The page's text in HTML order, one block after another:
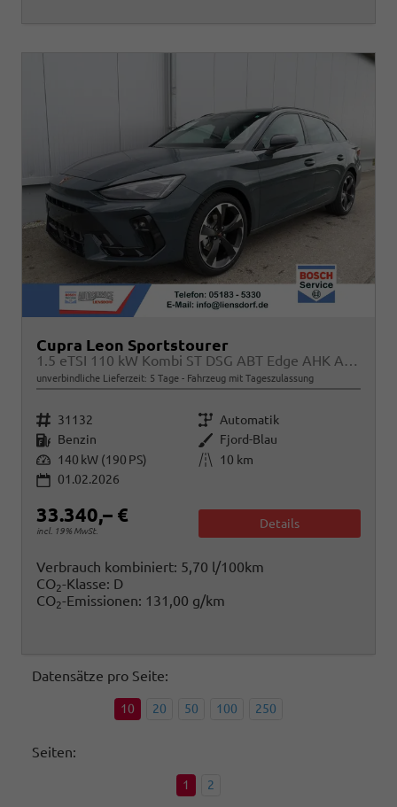
Cupra Leon Sportstourer
1.5 eTSI 110 kW Kombi ST DSG ABT Edge AHK ACC LED
unverbindliche Lieferzeit: 5 Tage Fahrzeug mit Tageszulassung
Fahrzeugnr. 31132 Getriebe Automatik
Kraftstoff Benzin Außenfarbe Fjord-Blau
Leistung 140 kW (190 PS) Kilometerstand
10 km
01.02.2026
33.340,– €
incl. 19% MwSt.
Details
Verbrauch kombiniert: 5,70 l/100km
CO2-Klasse: D
CO2-Emissionen: 131,00 g/km
Datensätze pro Seite:
10 20 50 100 250
Seiten:
1 2